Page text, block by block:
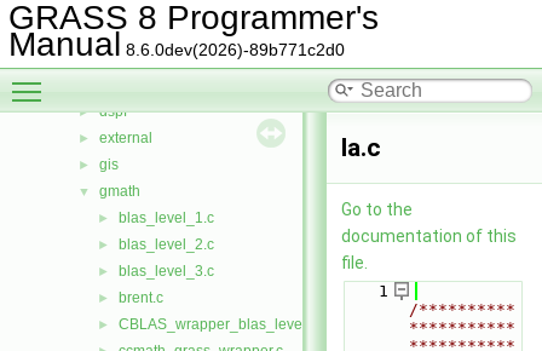
GRASS 8 Programmer's
Manual 8.6.0dev(2026)-89b771c2d0
► datetime
► db
► display
► dspf
► external
► gis
▼ gmath
► blas_level_1.c
► blas_level_2.c
► blas_level_3.c
► brent.c
► CBLAS_wrapper_blas_level_1.c
la.c
Go to the
documentation of this
file.
    1
/**********
***********
***********